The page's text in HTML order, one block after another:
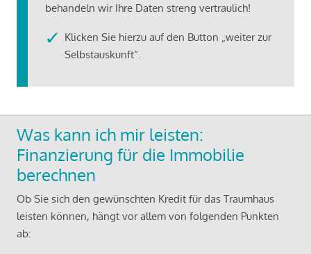
behandeln wir Ihre Daten streng vertraulich!
Klicken Sie hierzu auf den Button „weiter zur
Selbstauskunft“.
Was kann ich mir leisten:
Finanzierung für die Immobilie
berechnen
Ob Sie sich den gewünschten Kredit für das Traumhaus
leisten können, hängt vor allem von folgenden Punkten
ab: